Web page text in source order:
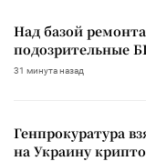
Над базой
подозрительные
31 минута назад
Генпрокуратура
на Украину